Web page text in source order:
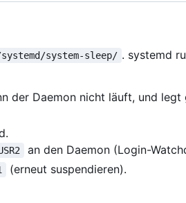
system-sleep/ . systemd
der Daemon nicht läuft, und legt
an den Daemon (Login-
(erneut suspendieren).